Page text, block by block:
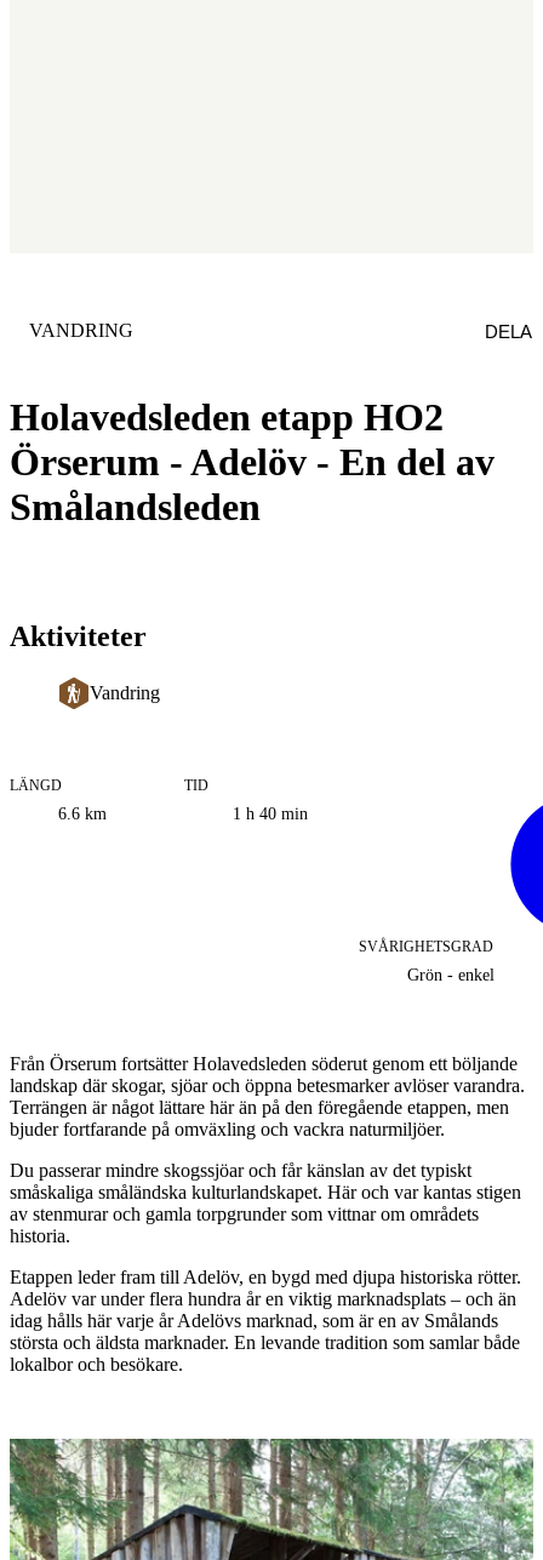
Holavedsleden etapp HO2
Örserum - Adelöv - En del av
Smålandsleden
KATEGORI:
VANDRING DELA
Aktiviteter
Vandring
Information
LÄNGD
6.6 km
TID
1 h 40 min
SVÅRIGHETSGRAD
Grön - enkel
Beskrivning
Från Örserum fortsätter Holavedsleden söderut genom ett böljande
landskap där skogar, sjöar och öppna betesmarker avlöser varandra.
Terrängen är något lättare här än på den föregående etappen, men
bjuder fortfarande på omväxling och vackra naturmiljöer.
Du passerar mindre skogssjöar och får känslan av det typiskt
småskaliga småländska kulturlandskapet. Här och var kantas stigen
av stenmurar och gamla torpgrunder som vittnar om områdets
historia.
Etappen leder fram till Adelöv, en bygd med djupa historiska rötter.
Adelöv var under flera hundra år en viktig marknadsplats – och än
idag hålls här varje år Adelövs marknad, som är en av Smålands
största och äldsta marknader. En levande tradition som samlar både
lokalbor och besökare.
Bildspel
med
bilder